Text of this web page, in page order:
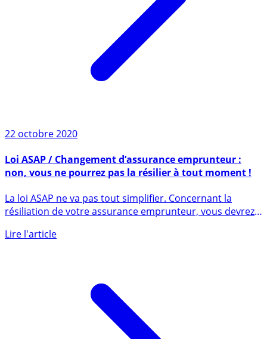
22 octobre 2020
Loi ASAP / Changement d’assurance emprunteur :
non, vous ne pourrez pas la résilier à tout moment !
La loi ASAP ne va pas tout simplifier. Concernant la
résiliation de votre assurance emprunteur, vous devrez
toujours (...)
Lire l'article